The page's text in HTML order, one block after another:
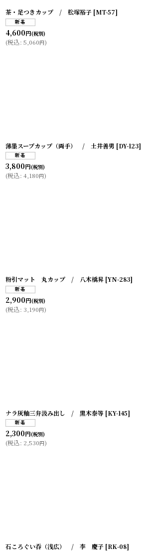
茶・足つきカップ / 松塚裕子 [MT-57]
4,600円(税別)
(税込: 5,060円)
薄墨スープカップ（両手） / 土井善男 [DY-123]
3,800円(税別)
(税込: 4,180円)
粉引マット 丸カップ / 八木橋昇 [YN-283]
2,900円(税別)
(税込: 3,190円)
ナラ灰釉三弁汲み出し / 黒木泰等 [KY-145]
2,300円(税別)
(税込: 2,530円)
石ころぐい吞（浅広） / 李 慶子 [RK-08]